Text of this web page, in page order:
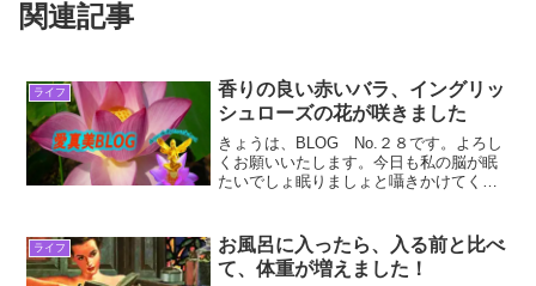
関連記事
ライフ
香りの良い赤いバラ、イングリッ
シュローズの花が咲きました
きょうは、BLOG No.２８です。よろし
くお願いいたします。今日も私の脳が眠
たいでしょ眠りましょと囁きかけてくる
意識にある進化” すべてが良い方向に進
化しますように...
ライフ
お風呂に入ったら、入る前と比べ
て、体重が増えました！